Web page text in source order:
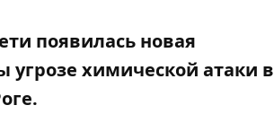
появилась новая
угрозе химической атаки в